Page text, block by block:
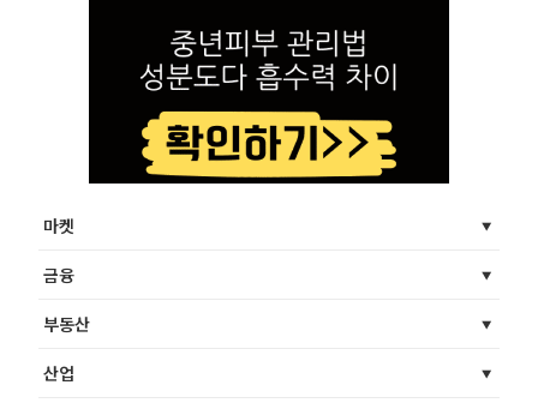
마켓
금융
부동산
산업